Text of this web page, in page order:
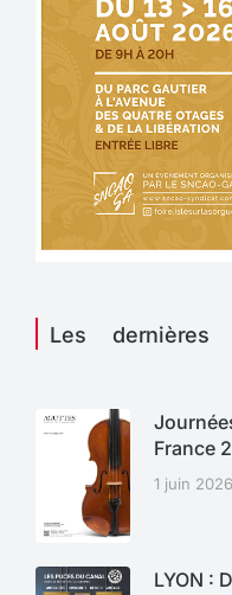
Les dernières
France
1 juin 2026
LYON :